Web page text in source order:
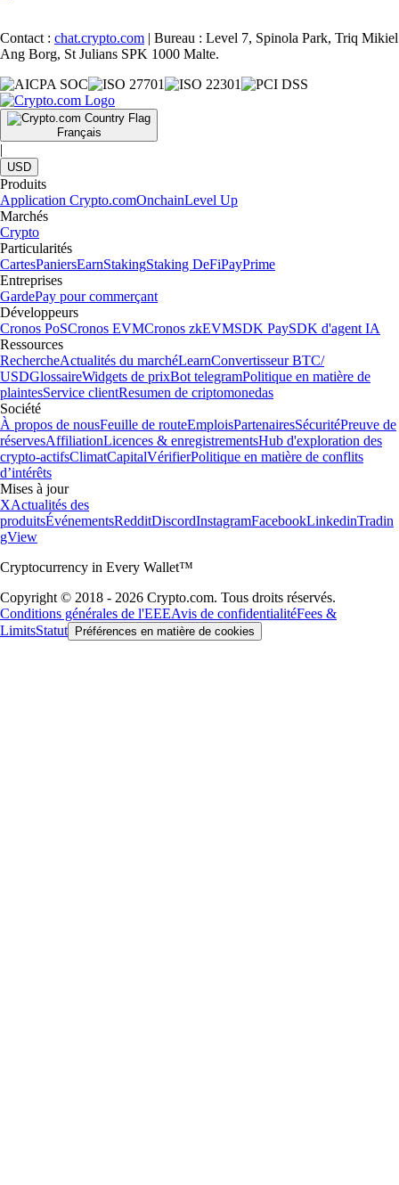
Contact : chat.crypto.com | Bureau : Level 7, Spinola Park, Triq Mikiel
Ang Borg, St Julians SPK 1000 Malte.
Français
|
USD
Produits
Application Crypto.comOnchainLevel Up
Marchés
Crypto
Particularités
CartesPaniersEarnStakingStaking DeFiPayPrime
Entreprises
GardePay pour commerçant
Développeurs
Cronos PoSCronos EVMCronos zkEVMSDK PaySDK d'agent IA
Ressources
RechercheActualités du marchéLearnConvertisseur BTC/
USDGlossaireWidgets de prixBot telegramPolitique en matière de
plaintesService clientResumen de criptomonedas
Société
À propos de nousFeuille de routeEmploisPartenairesSécuritéPreuve de
réservesAffiliationLicences & enregistrementsHub d'exploration des
crypto-actifsClimatCapitalVérifierPolitique en matière de conflits
d’intérêts
Mises à jour
XActualités des
produitsÉvénementsRedditDiscordInstagramFacebookLinkedinTradin
gView
Cryptocurrency in Every Wallet™
Copyright © 2018 - 2026 Crypto.com. Tous droits réservés.
Conditions générales de l'EEEAvis de confidentialitéFees &
LimitsStatut Préférences en matière de cookies